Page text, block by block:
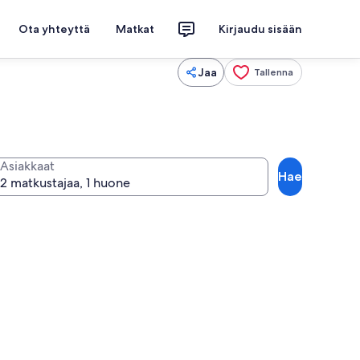
Ota yhteyttä Matkat Kirjaudu sisään
Jaa Tallenna
Asiakkaat
Hae